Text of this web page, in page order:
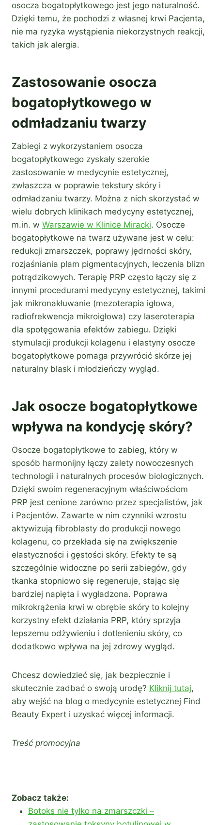
osocza bogatopłytkowego jest jego naturalność.
Dzięki temu, że pochodzi z własnej krwi Pacjenta,
nie ma ryzyka wystąpienia niekorzystnych reakcji,
takich jak alergia.
Zastosowanie osocza
bogatopłytkowego w
odmładzaniu twarzy
Zabiegi z wykorzystaniem osocza
bogatopłytkowego zyskały szerokie
zastosowanie w medycynie estetycznej,
zwłaszcza w poprawie tekstury skóry i
odmładzaniu twarzy. Można z nich skorzystać w
wielu dobrych klinikach medycyny estetycznej,
m.in. w Warszawie w Klinice Miracki. Osocze
bogatopłytkowe na twarz używane jest w celu:
redukcji zmarszczek, poprawy jędrności skóry,
rozjaśniania plam pigmentacyjnych, leczenia blizn
potrądzikowych. Terapię PRP często łączy się z
innymi procedurami medycyny estetycznej, takimi
jak mikronakłuwanie (mezoterapia igłowa,
radiofrekwencja mikroigłowa) czy laseroterapia
dla spotęgowania efektów zabiegu. Dzięki
stymulacji produkcji kolagenu i elastyny osocze
bogatopłytkowe pomaga przywrócić skórze jej
naturalny blask i młodzieńczy wygląd.
Jak osocze bogatopłytkowe
wpływa na kondycję skóry?
Osocze bogatopłytkowe to zabieg, który w
sposób harmonijny łączy zalety nowoczesnych
technologii i naturalnych procesów biologicznych.
Dzięki swoim regeneracyjnym właściwościom
PRP jest cenione zarówno przez specjalistów, jak
i Pacjentów. Zawarte w nim czynniki wzrostu
aktywizują fibroblasty do produkcji nowego
kolagenu, co przekłada się na zwiększenie
elastyczności i gęstości skóry. Efekty te są
szczególnie widoczne po serii zabiegów, gdy
tkanka stopniowo się regeneruje, stając się
bardziej napięta i wygładzona. Poprawa
mikrokrążenia krwi w obrębie skóry to kolejny
korzystny efekt działania PRP, który sprzyja
lepszemu odżywieniu i dotlenieniu skóry, co
dodatkowo wpływa na jej zdrowy wygląd.
Chcesz dowiedzieć się, jak bezpiecznie i
skutecznie zadbać o swoją urodę? Kliknij tutaj,
aby wejść na blog o medycynie estetycznej Find
Beauty Expert i uzyskać więcej informacji.
Treść promocyjna
Zobacz także:
Botoks nie tylko na zmarszczki –